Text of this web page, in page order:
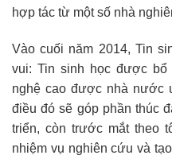
hợp tác từ một số nhà
Vào cuối năm 2014, Tin
vui: Tin sinh học được bổ
nghệ cao được nhà nước
điều đó sẽ góp phần thúc
triển, còn trước mắt theo
nhiệm vụ nghiên cứu và